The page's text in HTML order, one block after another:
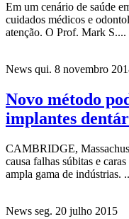
Em um cenário de saúde
cuidados médicos e
atenção. O Prof. Mark S....
News qui. 8 novembro
Novo método
implantes
CAMBRIDGE,
causa falhas súbitas e
ampla gama de indústrias.
News seg. 20 julho 2015